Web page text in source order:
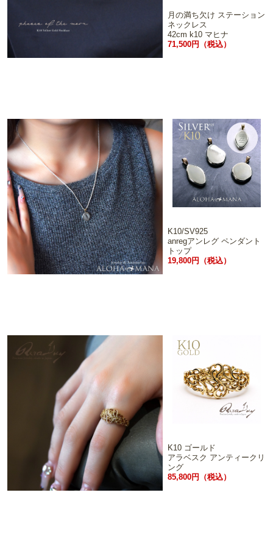
月の満ち欠け ステーション
ネックレス
42cm k10 マヒナ
71,500円（税込）
K10/SV925
anregアンレグ ペンダント
トップ
19,800円（税込）
K10 ゴールド
アラベスク アンティークリ
ング
85,800円（税込）